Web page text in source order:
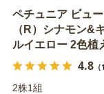
ペチュニア ビュ
（R）シナモン&
ルイエロー 2色植
4.8（
2株1組